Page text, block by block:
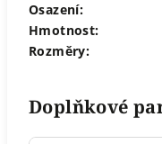
Osazení:
Hmotnost:
Rozměry:
Doplňkové